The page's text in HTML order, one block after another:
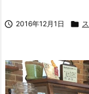
 2016年12月1日 